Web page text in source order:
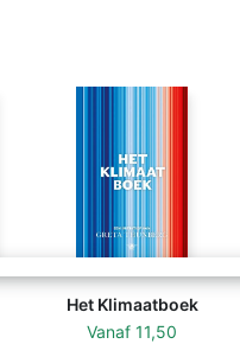
Het Klimaatboek
Vanaf 11,50